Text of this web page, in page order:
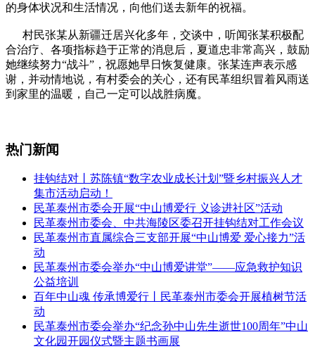
的身体状况和生活情况，向他们送去新年的祝福。
村民张某从新疆迁居兴化多年，交谈中，听闻张某积极配
合治疗、各项指标趋于正常的消息后，夏道忠非常高兴，鼓励
她继续努力“战斗”，祝愿她早日恢复健康。张某连声表示感
谢，并动情地说，有村委会的关心，还有民革组织冒着风雨送
到家里的温暖，自己一定可以战胜病魔。
热门新闻
挂钩结对丨苏陈镇“数字农业成长计划”暨乡村振兴人才
集市活动启动！
民革泰州市委会开展“中山博爱行 义诊进社区”活动
民革泰州市委会、中共海陵区委召开挂钩结对工作会议
民革泰州市直属综合三支部开展“中山博爱 爱心接力”活
动
民革泰州市委会举办“中山博爱讲堂”——应急救护知识
公益培训
百年中山魂 传承博爱行丨民革泰州市委会开展植树节活
动
民革泰州市委会举办“纪念孙中山先生逝世100周年”中山
文化园开园仪式暨主题书画展